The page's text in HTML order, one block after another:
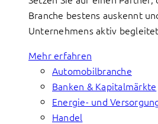
Branche bestens auskennt
Unternehmens aktiv
Mehr erfahren
Automobilbranche
Banken & Kapitalmärkte
Energie- und
Handel